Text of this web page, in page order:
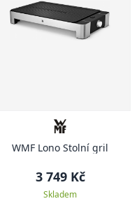
WMF Lono Stolní gril
3 749 Kč
Skladem